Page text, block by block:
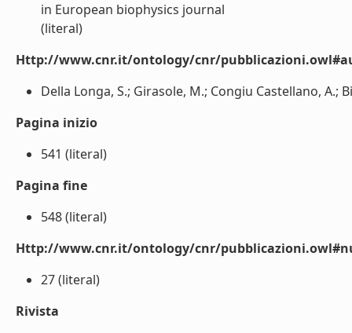
in European biophysics journal
(literal)
Http://www.cnr.it/ontology/cnr/
Della Longa, S.; Girasole, M.; Congiu Castellano, A.;
Pagina inizio
541 (literal)
Pagina fine
548 (literal)
Http://www.cnr.it/ontology/cnr/
27 (literal)
Rivista